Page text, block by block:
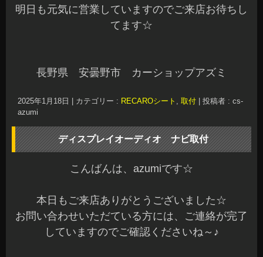
明日も元気に営業していますのでご来店お待ちし
てます☆
長野県 安曇野市 カーショップアズミ
2025年1月18日 カテゴリー : RECAROシート , 取付
投稿者 : cs-
azumi
ディスプレイオーディオ ナビ取付
こんばんは、azumiです☆
本日もご来店ありがとうございました☆
お問い合わせいただている方には、ご連絡が完了
していますのでご確認くださいね～♪